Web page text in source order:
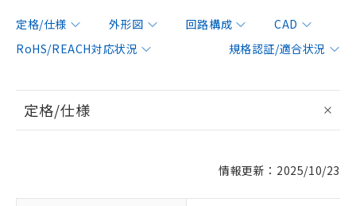
定格/仕様 外形図 回路構成
CAD
RoHS/REACH対応状況
規格認証/適合状況
定格/仕様
情報更新：2025/10/23